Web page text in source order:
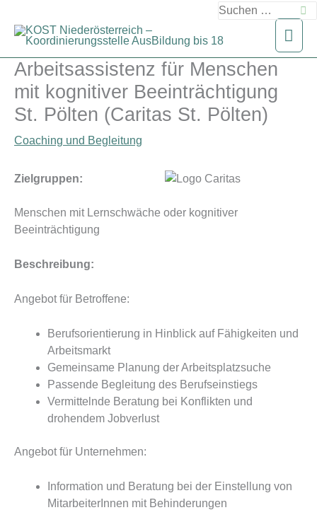
Inhalt
springen
Suchen
Arbeitsassistenz für Menschen
mit kognitiver Beeinträchtigung
St. Pölten (Caritas St. Pölten)
Coaching und Begleitung
Zielgruppen:
Menschen mit Lernschwäche oder kognitiver
Beeinträchtigung
Beschreibung:
Angebot für Betroffene:
Berufsorientierung in Hinblick auf Fähigkeiten und
Arbeitsmarkt
Gemeinsame Planung der Arbeitsplatzsuche
Passende Begleitung des Berufseinstiegs
Vermittelnde Beratung bei Konflikten und
drohendem Jobverlust
Angebot für Unternehmen:
Information und Beratung bei der Einstellung von
MitarbeiterInnen mit Behinderungen